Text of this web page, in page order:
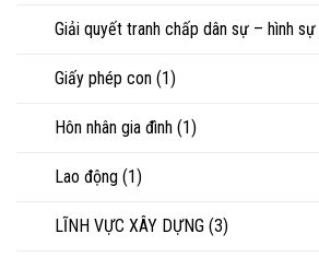
Giải quyết tranh chấp dân sự – hình sự
Giấy phép con (1)
Hôn nhân gia đình (1)
Lao động (1)
LĨNH VỰC XÂY DỰNG (3)